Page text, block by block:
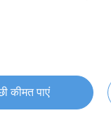
कीमत पाएं